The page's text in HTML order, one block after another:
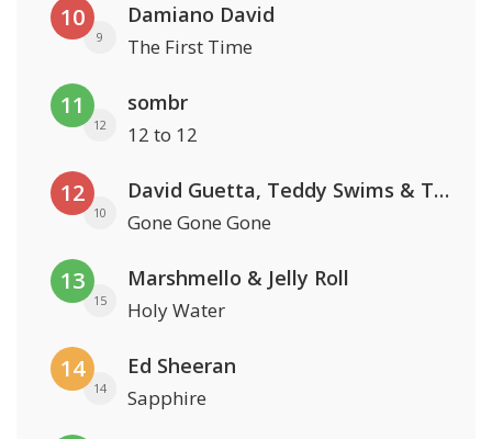
10
9
Damiano David
The First Time
11
12
sombr
12 to 12
12
10
David Guetta, Teddy Swims & Tones And I
Gone Gone Gone
13
15
Marshmello & Jelly Roll
Holy Water
14
14
Ed Sheeran
Sapphire